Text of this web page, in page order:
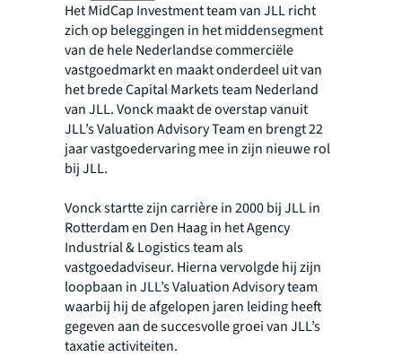
Het MidCap Investment team van JLL richt
zich op beleggingen in het middensegment
van de hele Nederlandse commerciële
vastgoedmarkt en maakt onderdeel uit van
het brede Capital Markets team Nederland
van JLL. Vonck maakt de overstap vanuit
JLL’s Valuation Advisory Team en brengt 22
jaar vastgoedervaring mee in zijn nieuwe rol
bij JLL.
Vonck startte zijn carrière in 2000 bij JLL in
Rotterdam en Den Haag in het Agency
Industrial & Logistics team als
vastgoedadviseur. Hierna vervolgde hij zijn
loopbaan in JLL’s Valuation Advisory team
waarbij hij de afgelopen jaren leiding heeft
gegeven aan de succesvolle groei van JLL’s
taxatie activiteiten.